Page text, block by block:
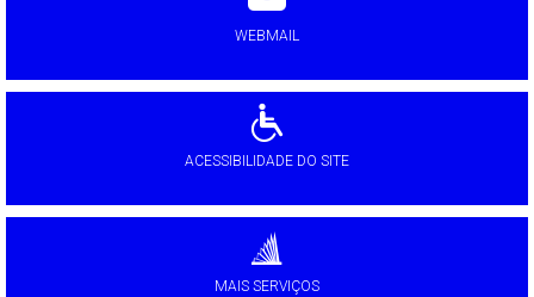
WEBMAIL
ACESSIBILIDADE DO SITE
MAIS SERVIÇOS